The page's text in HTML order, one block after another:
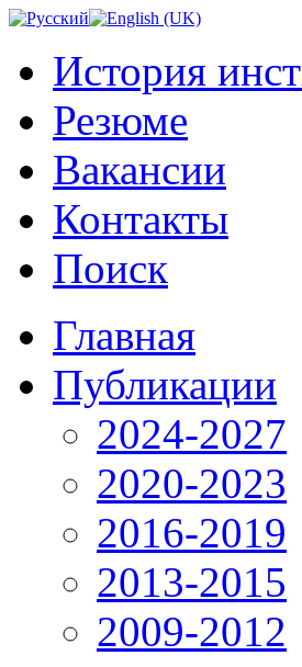
История
Резюме
Вакансии
Контакты
Поиск
Главная
Публикации
2024-2027
2020-2023
2016-2019
2013-2015
2009-2012